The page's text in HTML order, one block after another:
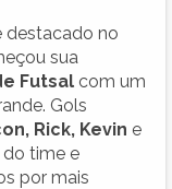
destacado no
sua
Futsal com um
Gols
Rick, Kevin e
time e
por mais